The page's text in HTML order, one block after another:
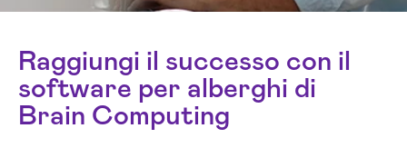
Raggiungi il successo con il
software per alberghi di
Brain Computing